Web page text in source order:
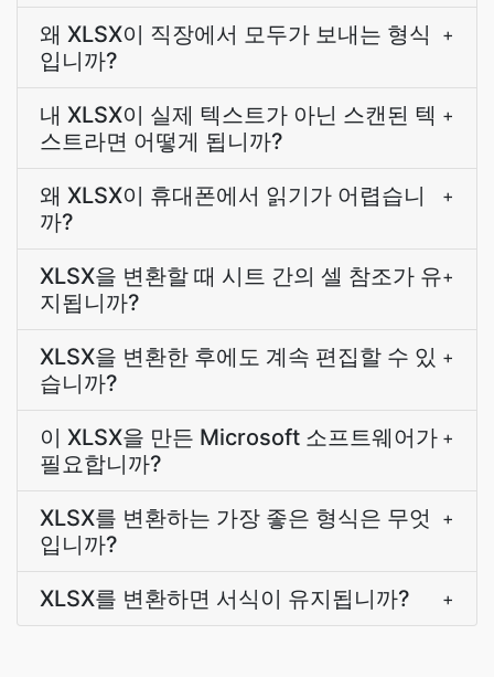
왜 XLSX이 직장에서 모두가 보내는 형식
입니까?
+
내 XLSX이 실제 텍스트가 아닌 스캔된 텍
스트라면 어떻게 됩니까?
+
왜 XLSX이 휴대폰에서 읽기가 어렵습니
까?
+
XLSX을 변환할 때 시트 간의 셀 참조가 유
지됩니까?
+
XLSX을 변환한 후에도 계속 편집할 수 있
습니까?
+
이 XLSX을 만든 Microsoft 소프트웨어가
필요합니까?
+
XLSX를 변환하는 가장 좋은 형식은 무엇
입니까?
+
XLSX를 변환하면 서식이 유지됩니까? +